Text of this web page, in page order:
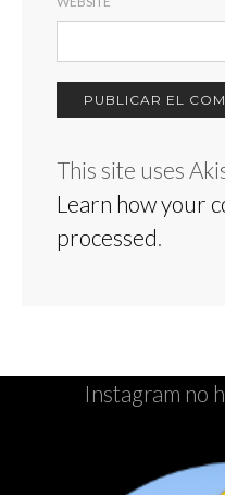
This site uses
Learn how your
processed.
Instagram no